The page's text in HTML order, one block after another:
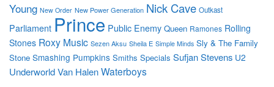
Young New Order New Power Generation Nick Cave Outkast
Parliament Prince Public Enemy Queen Ramones Rolling
Stones Roxy Music Sezen Aksu Sheila E Simple Minds Sly & The Family
Stone Smashing Pumpkins Smiths Specials Sufjan Stevens U2
UnderworldVan HalenWaterboys